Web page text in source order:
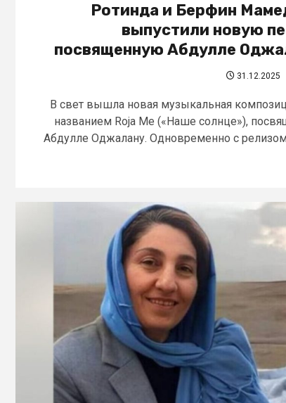
Ротинда и Берфин
выпустили новую
посвященную Абдулле
31.12.2025
В свет вышла новая музыкальная
названием Roja Me («Наше солнце»),
Абдулле Оджалану. Одновременно с